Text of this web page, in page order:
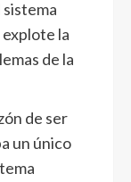
la
de la
de ser
un único